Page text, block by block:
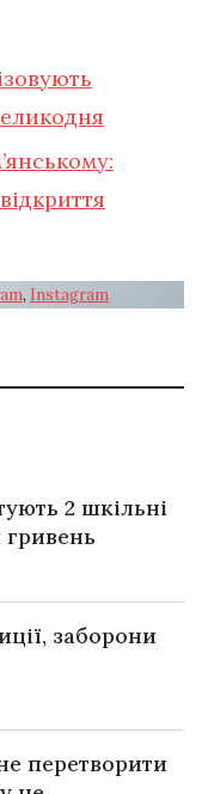
, Instagram
2 шкільні
заборони
перетворити